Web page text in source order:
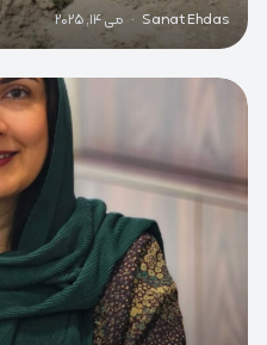
Sanat Ehdas
· می 14, 2025